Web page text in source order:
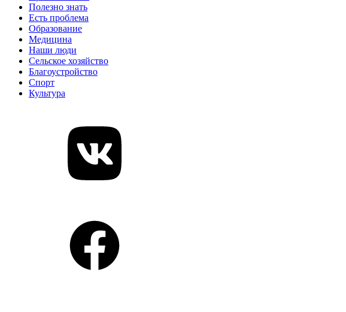
Полезно знать
Есть проблема
Образование
Медицина
Наши люди
Сельское хозяйство
Благоустройство
Спорт
Культура